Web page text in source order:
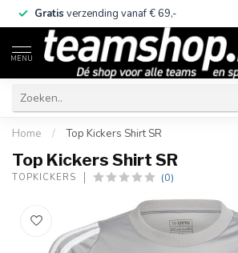
Gratis verzending vanaf € 69,-
MENU
Home / Top Kickers Shirt SR
Top Kickers Shirt SR
TOPKICKERS (0)